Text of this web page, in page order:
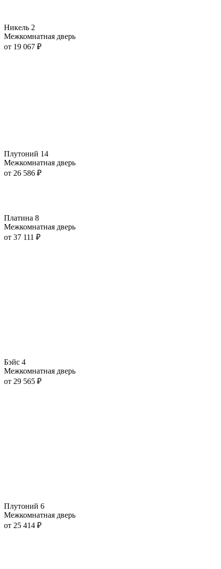
Никель 2
Межкомнатная дверь
от 19 067 ₽
Плутоний 14
Межкомнатная дверь
от 26 586 ₽
Платина 8
Межкомнатная дверь
от 37 111 ₽
Бэйс 4
Межкомнатная дверь
от 29 565 ₽
Плутоний 6
Межкомнатная дверь
от 25 414 ₽